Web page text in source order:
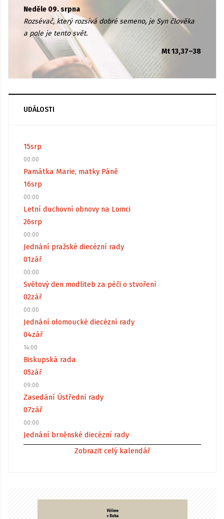
Neděle 09. srpna
Rozsévač, který rozsívá dobré semeno, je Syn člověka
a pole je tento svět.
Mt 13,37–38
UDÁLOSTI
15srp
00:00
Památka Marie, matky Páně
16srp
00:00
Letní duchovní obnovy na Lomci
26srp
00:00
Jednání pražské diecézní rady
01zář
00:00
Světový den modliteb za péči o stvoření
02zář
00:00
Jednání olomoucké diecézní rady
04zář
14:00
Biskupská rada
05zář
09:00
Zasedání Ústřední rady
07zář
00:00
Jednání brněnské diecézní rady
Zobrazit celý kalendář